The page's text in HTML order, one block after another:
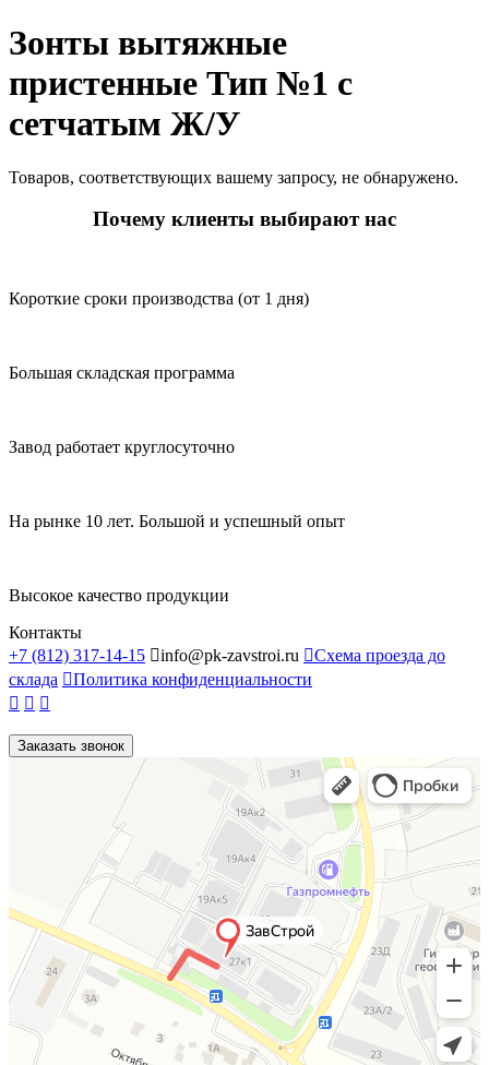
Зонты вытяжные
пристенные Тип №1 с
сетчатым Ж/У
Товаров, соответствующих вашему запросу, не обнаружено.
Почему клиенты выбирают нас
Короткие сроки производства (от 1 дня)
Большая складская программа
Завод работает круглосуточно
На рынке 10 лет. Большой и успешный опыт
Высокое качество продукции
Контакты
+7 (812) 317-14-15 info@pk-zavstroi.ru Схема проезда до
склада Политика конфиденциальности
  
Заказать звонок